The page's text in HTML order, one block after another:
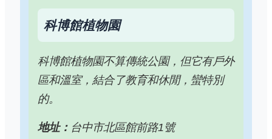
科博館植物園
科博館植物園不算傳統公園，但它有戶外
區和溫室，結合了教育和休閒，蠻特別
的。
地址： 台中市北區館前路1號